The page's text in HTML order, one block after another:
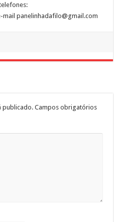
mail panelinhadafilo@gmail.com
publicado. Campos obrigatórios